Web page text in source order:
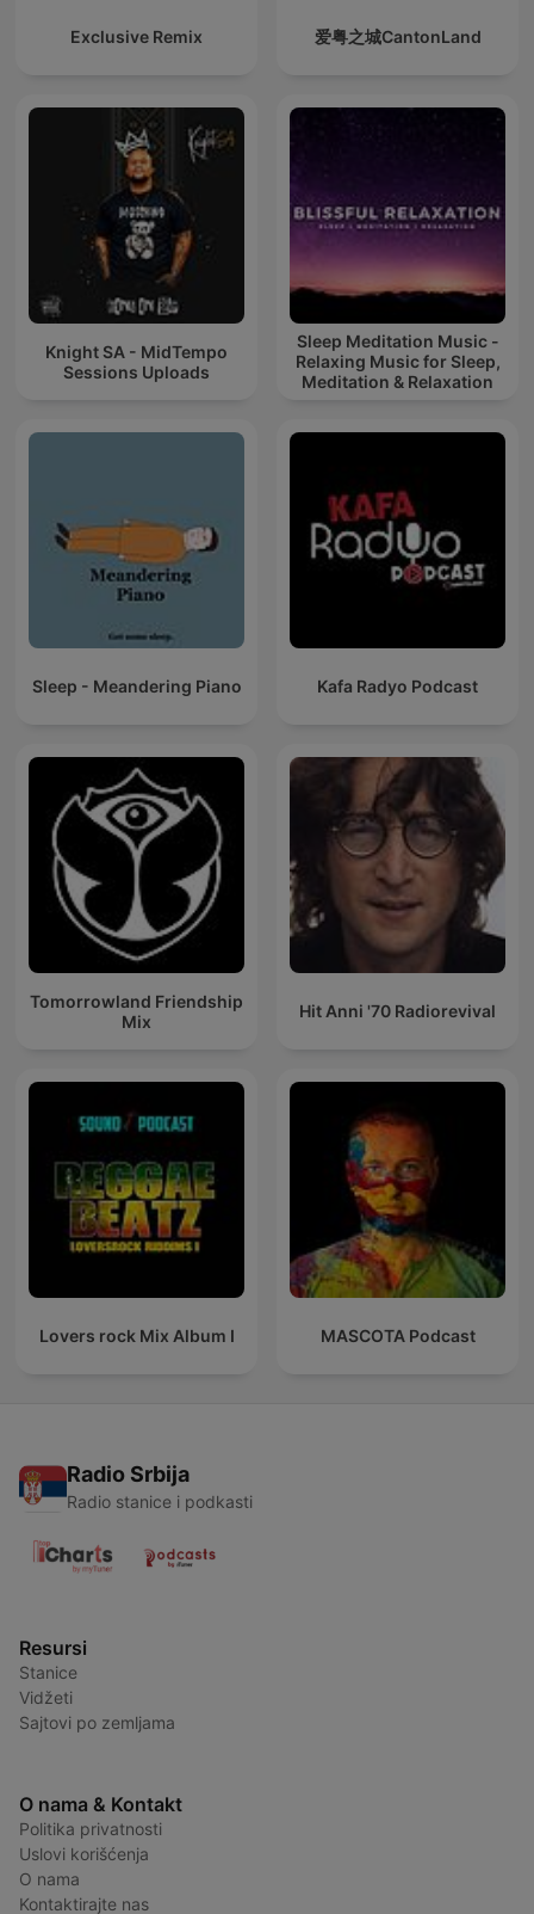
Exclusive Remix 爱粤之城CantonLand
Knight SA - MidTempo
Sessions Uploads
Sleep Meditation Music -
Relaxing Music for Sleep,
Meditation & Relaxation
Sleep - Meandering Piano Kafa Radyo Podcast
Tomorrowland Friendship
Mix
Hit Anni '70 Radiorevival
Lovers rock Mix Album I MASCOTA Podcast
Radio Srbija
Radio stanice i podkasti
Resursi
Stanice
Vidžeti
Sajtovi po zemljama
O nama & Kontakt
Politika privatnosti
Uslovi korišćenja
O nama
Kontaktirajte nas